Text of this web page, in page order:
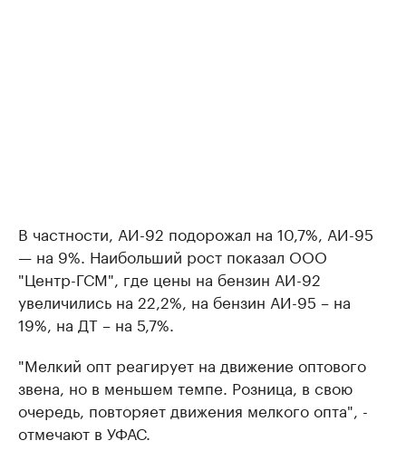
В частности, АИ-92 подорожал на 10,7%, АИ-95
— на 9%. Наибольший рост показал ООО
"Центр-ГСМ", где цены на бензин АИ-92
увеличились на 22,2%, на бензин АИ-95 – на
19%, на ДТ – на 5,7%.
"Мелкий опт реагирует на движение оптового
звена, но в меньшем темпе. Розница, в свою
очередь, повторяет движения мелкого опта", -
отмечают в УФАС.